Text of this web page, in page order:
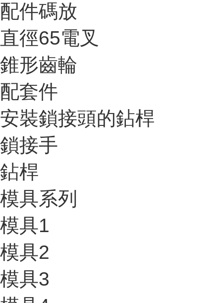
配件碼放
直徑65電叉
錐形齒輪
配套件
安裝鎖接頭的鉆桿
鎖接手
鉆桿
模具系列
模具1
模具2
模具3